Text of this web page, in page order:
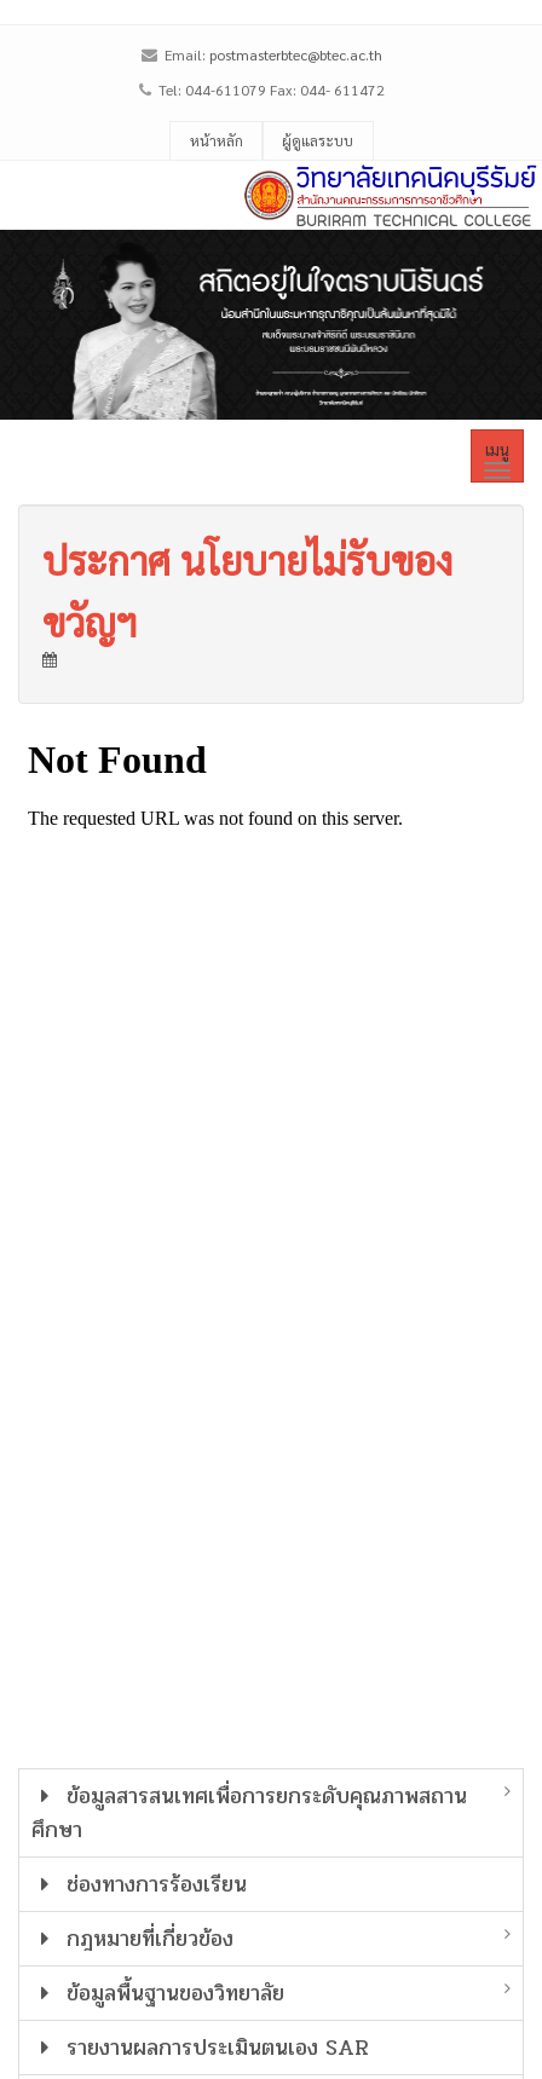
Email: postmasterbtec@btec.ac.th
Tel: 044-611079 Fax: 044- 611472
หน้าหลัก ผู้ดูแลระบบ
เมนู
ประกาศ นโยบายไม่รับของ
ขวัญฯ
ข้อมูลสารสนเทศเพื่อการยกระดับคุณภาพสถาน
ศึกษา
ช่องทางการร้องเรียน
กฎหมายที่เกี่ยวข้อง
ข้อมูลพื้นฐานของวิทยาลัย
รายงานผลการประเมินตนเอง SAR